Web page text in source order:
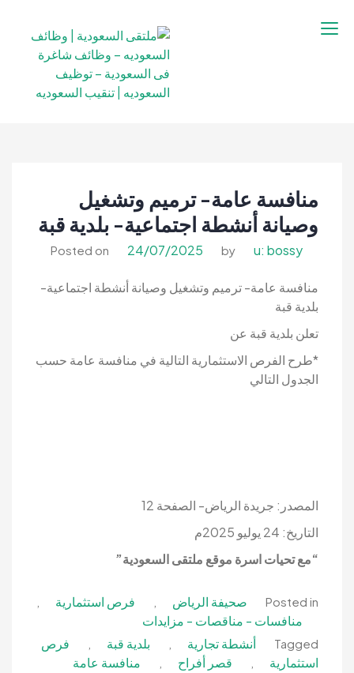
إلى
السعوديه | تنقيب
السعوديه
منافسة عامة- ترميم وتشغيل
وصيانة أنشطة اجتماعية- بلدية قبة
Posted on 24/07/2025 by u: bossy
منافسة عامة- ترميم وتشغيل وصيانة أنشطة اجتماعية-
بلدية قبة
تعلن بلدية قبة عن
*طرح الفرص الاستثمارية التالية في منافسة عامة حسب
الجدول التالي
المصدر: جريدة الرياض- الصفحة 12
التاريخ: 24 يوليو 2025م
“مع تحيات اسرة موقع ملتقى السعودية”
Posted in صحيفة الرياض فرص استثمارية
منافسات - مناقصات - مزايدات
Tagged أنشطة تجارية بلدية قبة
فرص
استثمارية
قصر أفراح منافسة عامة